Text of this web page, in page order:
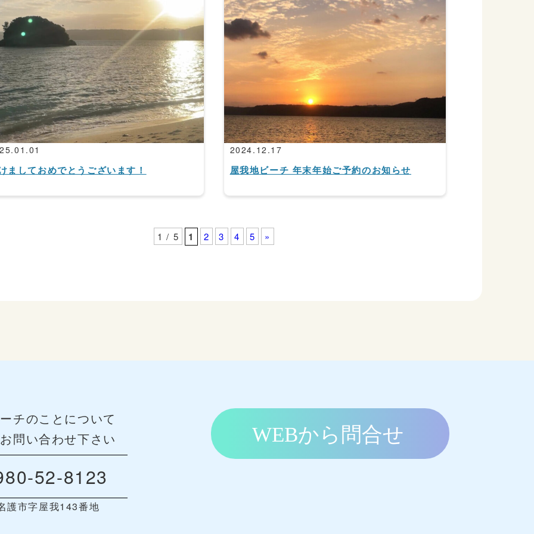
ましておめでとうございます！
2024.12.17
屋我地ビーチ 年末年始ご予約のお知らせ
1 / 5 1 2 3 4 5 »
チのことについて
問い合わせ下さい
52-8123
護市字屋我143番地